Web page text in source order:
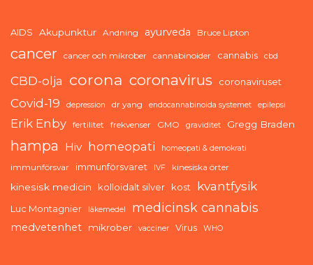
AIDS Akupunktur Andning ayurveda Bruce Lipton
cancer cancer och mikrober cannabinoider cannabis cbd
CBD-olja corona coronavirus coronaviruset
Covid-19 depression dr yang endocannabinoida systemet epilepsi
Erik Enby fertilitet frekvenser GMO graviditet Gregg Braden
hampa Hiv homeopati homeopati & demokrati
immunförsvar immunförsvaret IVF kinesiska örter
kinesisk medicin kolloidalt silver kost kvantfysik
Luc Montagnier läkemedel medicinsk cannabis
medvetenhet mikrober vacciner Virus WHO